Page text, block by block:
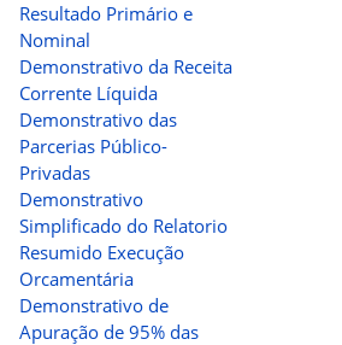
Resultado Primário e
Nominal
Demonstrativo da Receita
Corrente Líquida
Demonstrativo das
Parcerias Público-
Privadas
Demonstrativo
Simplificado do Relatorio
Resumido Execução
Orcamentária
Demonstrativo de
Apuração de 95% das